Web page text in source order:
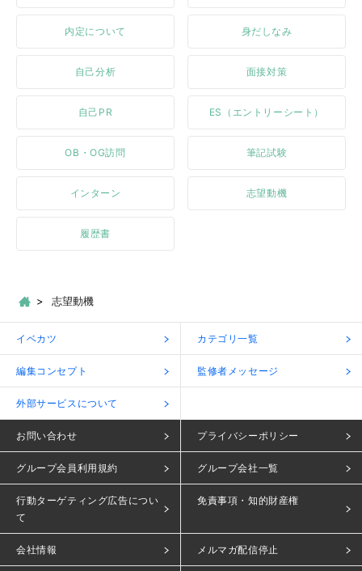
内定について 身だしなみ
自己分析 面接対策
自己PR ES（エントリーシート）
OB・OG訪問 筆記試験
インターン 志望動機
履歴書
志望動機
イベカツ カテゴリ一覧
編集コンセプト 監修者メッセージ
外部サービスについて
お問い合わせ プライバシーポリシー
グループ会員利用規約 グループ会社一覧
行動ターゲティング広告につい
て
免責事項・知的財産権
会社情報 メルマガ配信停止